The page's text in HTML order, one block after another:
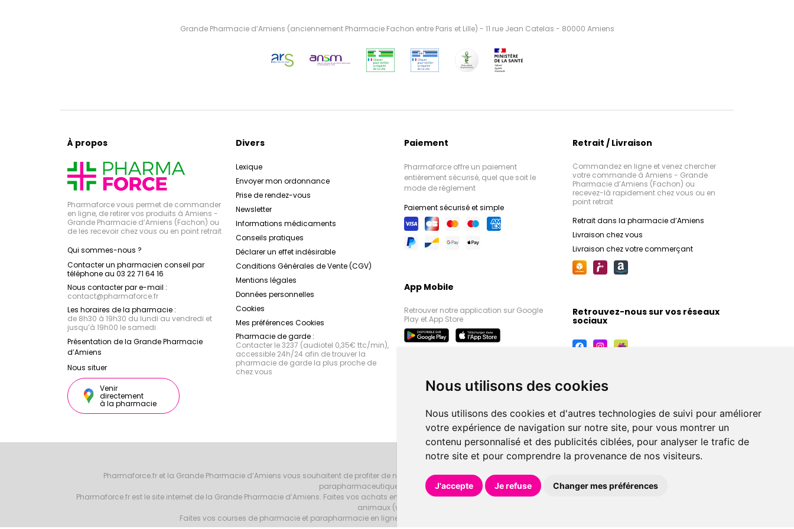
Nous utilisons des cookies
Nous utilisons des cookies et d'autres technologies de suivi pour améliorer
votre expérience de navigation sur notre site, pour vous montrer un
contenu personnalisé et des publicités ciblées, pour analyser le trafic de
notre site et pour comprendre la provenance de nos visiteurs.
J'accepte Je refuse Changer mes préférences
Grande Pharmacie d’Amiens (anciennement Pharmacie Fachon entre Paris et Lille) - 11 rue Jean Catelas - 80000 Amiens
À propos
Pharmaforce vous permet de commander
en ligne, de retirer vos produits à Amiens -
Grande Pharmacie d’Amiens (Fachon) ou
de les recevoir chez vous ou en point retrait
Qui sommes-nous ?
Contacter un pharmacien conseil par
téléphone au 03 22 71 64 16
Nous contacter par e-mail :
contact@pharmaforce.fr
Les horaires de la pharmacie :
de 8h30 à 19h30 du lundi au vendredi et
jusqu’à 19h00 le samedi
Présentation de la Grande Pharmacie
d’Amiens
Nous situer
Venir
directement
à la pharmacie
Divers
Lexique
Envoyer mon ordonnance
Prise de rendez-vous
Newsletter
Informations médicaments
Conseils pratiques
Déclarer un effet indésirable
Conditions Générales de Vente (CGV)
Mentions légales
Données personnelles
Cookies
Mes préférences Cookies
Pharmacie de garde :
Contacter le 3237 (audiotel 0,35€ ttc/min),
accessible 24h/24 afin de trouver la
pharmacie de garde la plus proche de
chez vous
Paiement
Pharmaforce offre un paiement
entièrement sécurisé, quel que soit le
mode de règlement
Paiement sécurisé et simple
App Mobile
Retrouver notre application sur Google
Play et App Store
Retrait / Livraison
Commandez en ligne et venez chercher
votre commande à Amiens - Grande
Pharmacie d’Amiens (Fachon) ou
recevez-là rapidement chez vous ou en
point retrait
Retrait dans la pharmacie d’Amiens
Livraison chez vous
Livraison chez votre commerçant
Retrouvez-nous sur vos réseaux
sociaux
Pharmaforce.fr et la Grande Pharmacie d’Amiens vous souhaitent de profiter de notre accueil, de nos conseils pharmaceutiques, orthopédiques, homéopathiques,
parapharmaceutiques, beauté et bien-être.
Pharmaforce.fr est le site internet de la Grande Pharmacie d’Amiens. Faites vos achats en ligne grâce à un choix de 20000 références en pharmacie, parapharmacie, diététique et
animaux (vétérinaire).
Faites vos courses de pharmacie et parapharmacie en ligne et venez les retirer au drive ou vous les faire livrer à domicile.